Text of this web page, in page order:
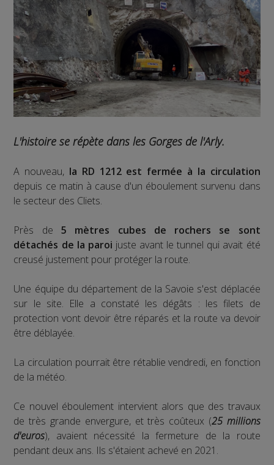
L'histoire se répète dans les Gorges de l'Arly.
A nouveau, la RD 1212 est fermée à la circulation
depuis ce matin à cause d'un éboulement survenu dans
le secteur des Cliets.
Près de 5 mètres cubes de rochers se sont
détachés de la paroi juste avant le tunnel qui avait été
creusé justement pour protéger la route.
Une équipe du département de la Savoie s'est déplacée
sur le site. Elle a constaté les dégâts : les filets de
protection vont devoir être réparés et la route va devoir
être déblayée.
La circulation pourrait être rétablie vendredi, en fonction
de la météo.
Ce nouvel éboulement intervient alors que des travaux
de très grande envergure, et très coûteux (25 millions
d'euros), avaient nécessité la fermeture de la route
pendant deux ans. Ils s'étaient achevé en 2021.